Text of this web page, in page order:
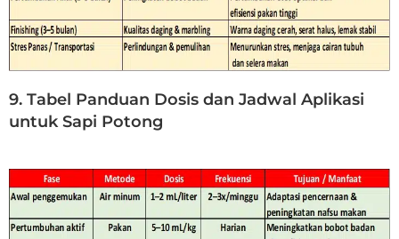
9. Tabel Panduan Dosis dan Jadwal Aplikasi
untuk Sapi Potong